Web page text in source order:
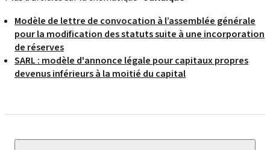
Modèle de lettre de convocation à l’assemblée générale
pour la modification des statuts suite à une incorporation
de réserves
SARL : modèle d'annonce légale pour capitaux propres
devenus inférieurs à la moitié du capital